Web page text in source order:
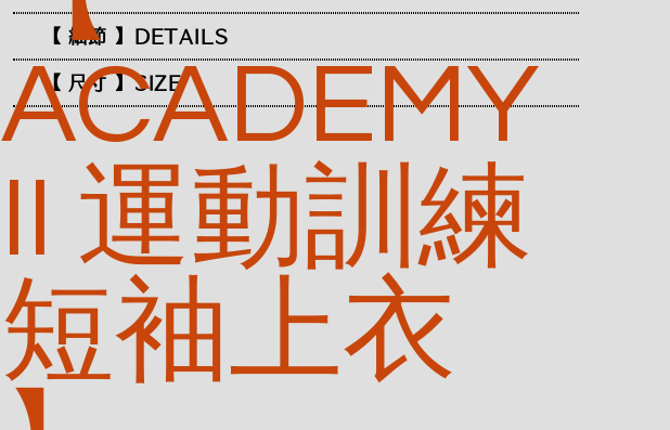
【 細節 】DETAILS
【 尺寸 】SIZE
ACADEMY
II 運動訓練
短袖上衣